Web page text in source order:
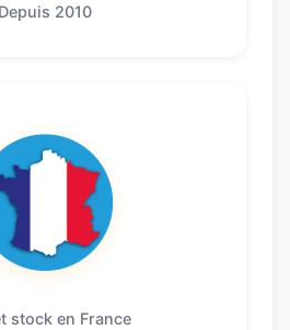
Depuis 2010
stock en France